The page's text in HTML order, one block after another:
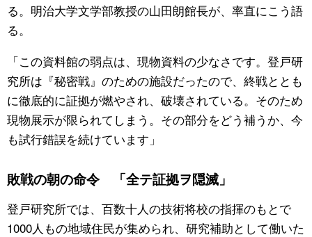
る。明治大学文学部教授の山田朗館長が、率直にこう語
る。
「この資料館の弱点は、現物資料の少なさです。登戸研
究所は『秘密戦』のための施設だったので、終戦ととも
に徹底的に証拠が燃やされ、破壊されている。そのため
現物展示が限られてしまう。その部分をどう補うか、今
も試行錯誤を続けています」
敗戦の朝の命令 「全テ証拠ヲ隠滅」
登戸研究所では、百数十人の技術将校の指揮のもとで
1000人もの地域住民が集められ、研究補助として働いた